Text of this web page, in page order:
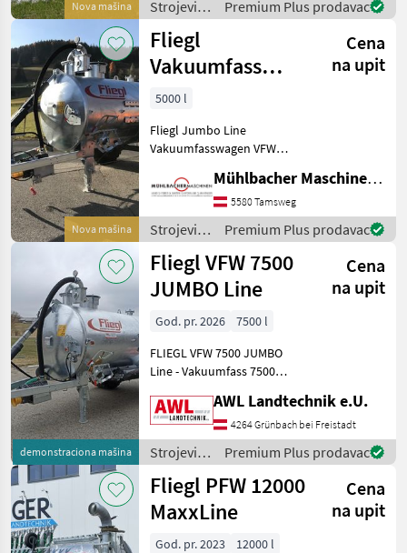
Nova mašina
Parabelfederun
Strojevi
za
đubrenje,
gnojenje i
navodnjavanje
/ Fliegl
Premium Plus prodavac
Nova mašina
Fliegl
Vakuumfass
5000l Jumbo
Line Güllefass
Cena
na upit
5000 l
Fliegl Jumbo Line
Vakuumfasswagen VFW
Fahrgestell - gekröpfte
Achse versetzbar - zul.
Gesamtgewicht 7000kg -
verstellbare Zugdeichsel
Obe
Mühlbacher Maschinen GmbH
5580 Tamsweg
Strojevi
za
đubrenje,
gnojenje i
navodnjavanje
/ Fliegl
Premium Plus prodavac
demonstraciona mašina
Fliegl VFW 7500
JUMBO Line
Cena
na upit
God. pr. 2026
7500 l
FLIEGL VFW 7500 JUMBO
Line - Vakuumfass 7500
Ausführung mit niedrigen
Schwerpunkt - 11000kg
Gesamtgewicht -
Obenanhängung mit DIN
Zugöse 40
AWL Landtechnik e.U.
4264 Grünbach bei Freistadt
Strojevi
za
đubrenje,
gnojenje i
navodnjavanje
/ Fliegl
Premium Plus prodavac
Fliegl PFW 12000
MaxxLine
Cena
na upit
God. pr. 2023
12000 l